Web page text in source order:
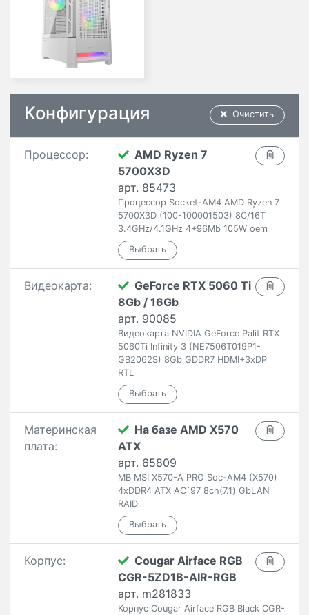
Очистить
Конфигурация
Процессор:
AMD Ryzen 7
5700X3D
арт. 85473
Процессор Socket-AM4 AMD Ryzen 7
5700X3D (100-100001503) 8C/16T
3.4GHz/4.1GHz 4+96Mb 105W oem
Видеокарта:
GeForce RTX 5060 Ti
8Gb / 16Gb
арт. 90085
Видеокарта NVIDIA GeForce Palit RTX
5060Ti Infinity 3 (NE7506T019P1-
GB2062S) 8Gb GDDR7 HDMI+3xDP
RTL
Материнская
плата:
На базе AMD X570
ATX
арт. 65809
MB MSI X570-A PRO Soc-AM4 (X570)
4xDDR4 ATX AC`97 8ch(7.1) GbLAN
RAID
Корпус:
Cougar Airface RGB
CGR-5ZD1B-AIR-RGB
арт. m281833
Корпус Cougar Airface RGB Black CGR-